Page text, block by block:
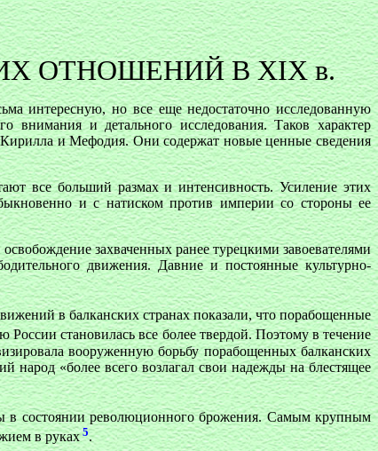
ОТНОШЕНИЙ В XIX в.
интересную, но все еще недостаточно исследованную
и детального исследования. Таков характер
и Мефодия. Они содержат новые ценные сведения
все больший размах и интенсивность. Усиление этих
и с натиском против империи со стороны ее
захваченных ранее турецкими завоевателями
движения. Давние и постоянные культурно-
в балканских странах показали, что порабощенные
России становилась все более твердой. Поэтому в течение
вооруженную борьбу порабощенных балканских
народ «более всего возлагал свои надежды на блестящее
в состоянии революционного брожения. Самым крупным
в руках 5.